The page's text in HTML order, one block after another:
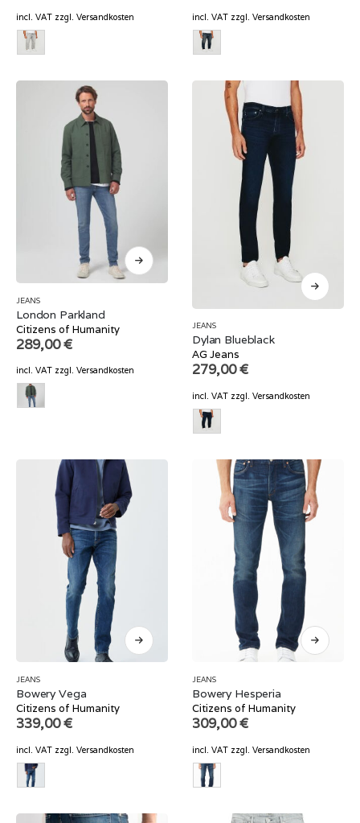
incl. VAT zzgl. Versandkosten incl. VAT zzgl. Versandkosten
JEANS
London Parkland
Citizens of Humanity
289,00€
incl. VAT zzgl. Versandkosten
JEANS
Dylan Blueblack
AG Jeans
279,00€
incl. VAT zzgl. Versandkosten
JEANS
Bowery Vega
Citizens of Humanity
339,00€
incl. VAT zzgl. Versandkosten
JEANS
Bowery Hesperia
Citizens of Humanity
309,00€
incl. VAT zzgl. Versandkosten